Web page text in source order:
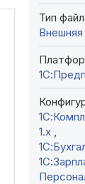
Тип
1.х